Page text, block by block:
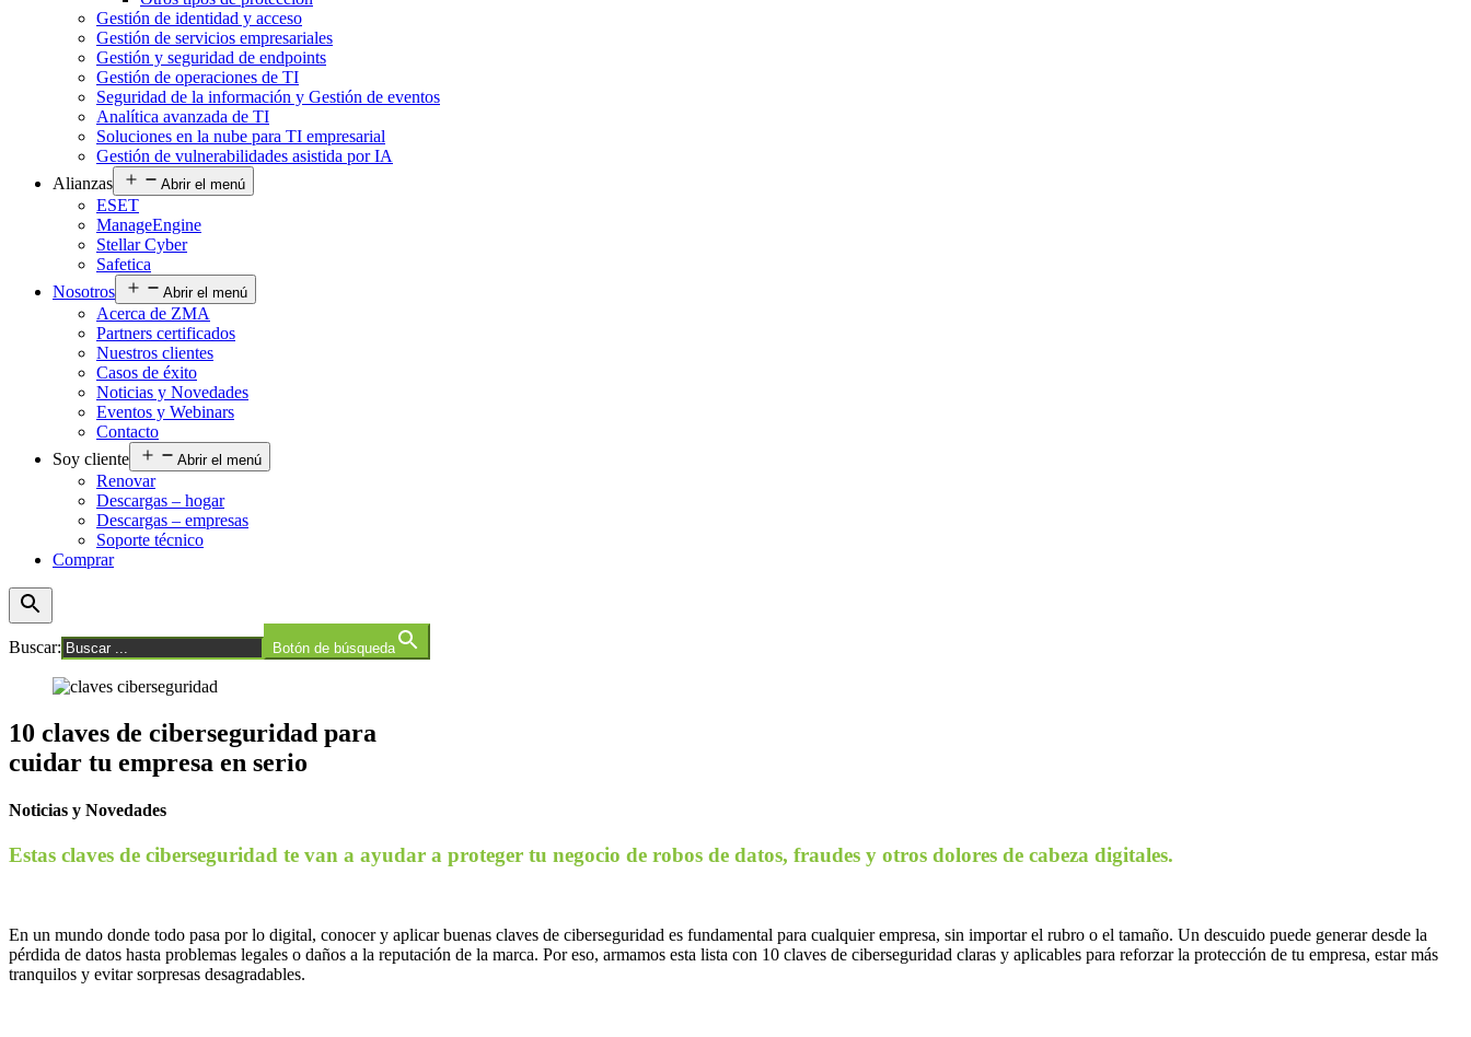
Gestión de identidad y acceso
Gestión de servicios empresariales
Gestión y seguridad de endpoints
Gestión de operaciones de TI
Seguridad de la información y Gestión de eventos
Analítica avanzada de TI
Soluciones en la nube para TI empresarial
Gestión de vulnerabilidades asistida por IA
Alianzas
Abrir el menú
ESET
ManageEngine
Stellar Cyber
Safetica
Nosotros
Abrir el menú
Acerca de ZMA
Partners certificados
Nuestros clientes
Casos de éxito
Noticias y Novedades
Eventos y Webinars
Contacto
Soy cliente
Abrir el menú
Renovar
Descargas – hogar
Descargas – empresas
Soporte técnico
Comprar
Buscar: Botón de búsqueda
10 claves de ciberseguridad para
cuidar tu empresa en serio
Noticias y Novedades
Estas claves de ciberseguridad te van a ayudar a proteger tu negocio de robos de datos, fraudes y otros dolores de cabeza digitales.
En un mundo donde todo pasa por lo digital, conocer y aplicar buenas claves de ciberseguridad es fundamental para cualquier empresa, sin importar el rubro o el tamaño. Un descuido puede generar desde la
pérdida de datos hasta problemas legales o daños a la reputación de la marca. Por eso, armamos esta lista con 10 claves de ciberseguridad claras y aplicables para reforzar la protección de tu empresa, estar más
tranquilos y evitar sorpresas desagradables.